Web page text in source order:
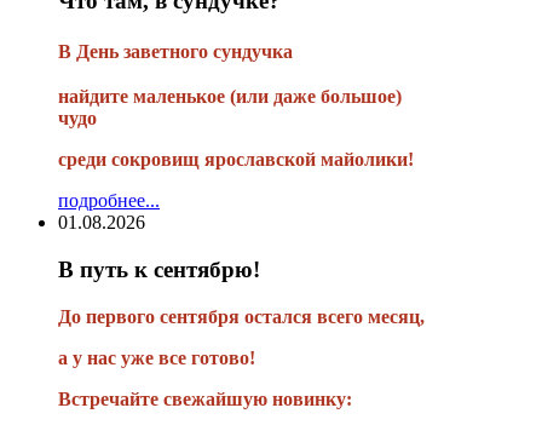
В День заветного сундучка
найдите маленькое (или даже большое)
чудо
среди сокровищ ярославской майолики!
подробнее...
01.08.2026
В путь к сентябрю!
До первого сентября остался всего месяц,
а у нас уже все готово!
Встречайте свежайшую новинку: